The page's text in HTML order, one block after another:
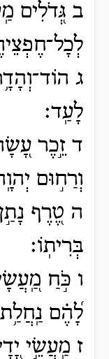
ב גְּ֭דֹלִים
ג
לָעַֽד׃
ד זֵ֣כֶר
וְרַח֣וּם
ה טֶ֭רֶף נָתַ֣ן
בְּרִיתֽוֹ׃
ו כֹּ֣חַ
לָ֝הֶ֗ם נַֽחֲלַ֥ת
ז מַֽעֲשֵׂ֣י